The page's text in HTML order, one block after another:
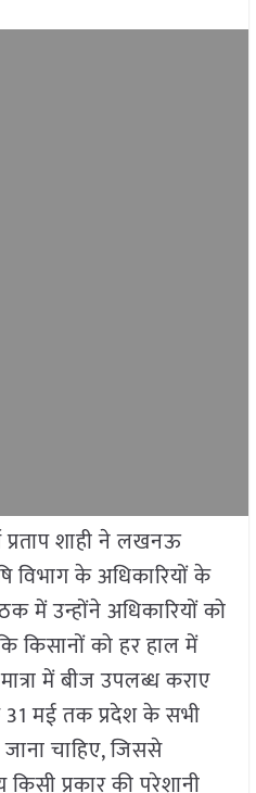
शाही ने लखनऊ
के अधिकारियों के
में उन्होंने अधिकारियों को
किसानों को हर हाल में
में बीज उपलब्ध कराए
31 मई तक प्रदेश के सभी
चाहिए, जिससे